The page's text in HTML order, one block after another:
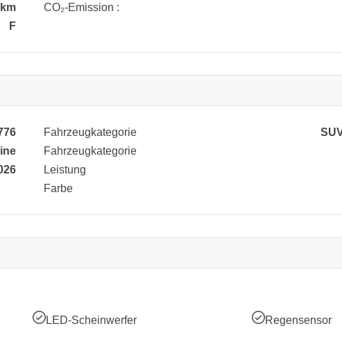
CO₂-Emission :
F
Fahrzeugkategorie
Fahrzeugkategorie
Leistung
Farbe
LED-Scheinwerfer Regensensor